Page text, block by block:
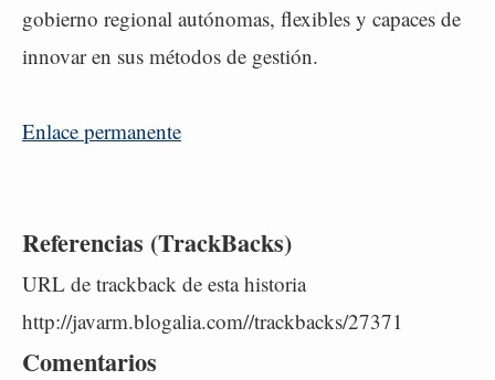
gobierno regional autónomas, flexibles y capaces de
innovar en sus métodos de gestión.
Enlace permanente
Referencias (TrackBacks)
URL de trackback de esta historia
http://javarm.blogalia.com//trackbacks/27371
Comentarios